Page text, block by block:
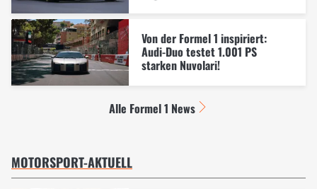
Von der Formel 1 inspiriert:
Audi-Duo testet 1.001 PS
starken Nuvolari!
Alle Formel 1 News
MOTORSPORT-AKTUELL